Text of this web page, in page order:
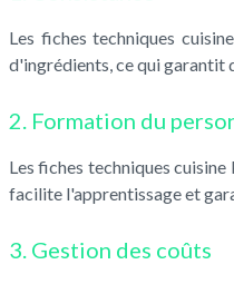
Les fiches techniques
d'ingrédients, ce qui garantit
2. Formation du
Les fiches techniques
facilite l'apprentissage et
3. Gestion des coûts